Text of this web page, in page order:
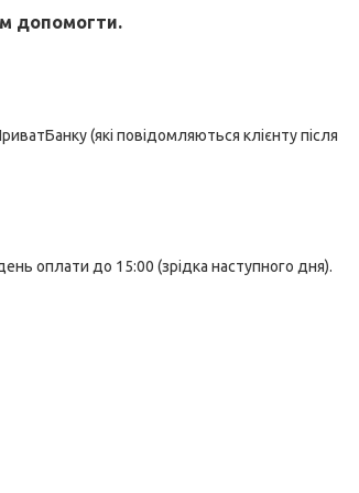
допомогти.
(які повідомляються клієнту після
оплати до 15:00 (зрідка наступного дня).